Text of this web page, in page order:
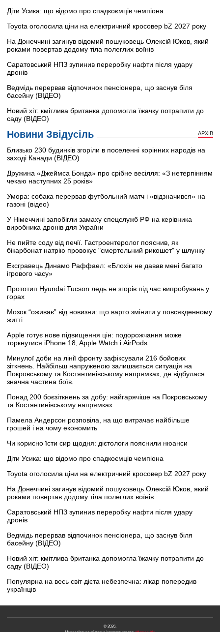
Діти Усика: що відомо про спадкоємців чемпіона
Toyota оголосила ціни на електричний кросовер bZ 2027 року
На Донеччині загинув відомий пошуковець Олексій Юков, який
роками повертав додому тіла полеглих воїнів
Саратовський НПЗ зупинив переробку нафти після удару
дронів
Ведмідь перервав відпочинок пенсіонера, що заснув біля
басейну (ВІДЕО)
Новий хіт: кмітлива британка допомогла їжачку потрапити до
саду (ВІДЕО)
Новини Звідусіль АРХІВ
Близько 230 будинків згоріли в поселенні корінних народів на
заході Канади (ВІДЕО)
Дружина «Джеймса Бонда» про срібне весілля: «З нетерпінням
чекаю наступних 25 років»
Умора: собака перервав футбольний матч і «відзначився» на
газоні (відео)
У Німеччині запобігли замаху спецслужб РФ на керівника
виробника дронів для України
Не пийте соду від печії. Гастроентеролог пояснив, як
бікарбонат натрію провокує "смертельний рикошет" у шлунку
Ексгравець Динамо Раффаел: «Блохін не давав мені багато
ігрового часу»
Прототип Hyundai Tucson ледь не згорів під час випробувань у
горах
Мозок “оживає” від новизни: що варто змінити у повсякденному
житті
Apple готує нове підвищення цін: подорожчання може
торкнутися iPhone 18, Apple Watch і AirPods
Минулої доби на лінії фронту зафіксували 216 бойових
зіткнень. Найбільш напруженою залишається ситуація на
Покровському та Костянтинівському напрямках, де відбулася
значна частина боїв.
Понад 200 боєзіткнень за добу: найгарячіше на Покровському
та Костянтинівському напрямках
Памела Андерсон розповіла, на що витрачає найбільше
грошей і на чому економить
Чи корисно їсти сир щодня: дієтологи пояснили нюанси
Діти Усика: що відомо про спадкоємців чемпіона
Toyota оголосила ціни на електричний кросовер bZ 2027 року
На Донеччині загинув відомий пошуковець Олексій Юков, який
роками повертав додому тіла полеглих воїнів
Саратовський НПЗ зупинив переробку нафти після удару
дронів
Ведмідь перервав відпочинок пенсіонера, що заснув біля
басейну (ВІДЕО)
Новий хіт: кмітлива британка допомогла їжачку потрапити до
саду (ВІДЕО)
Популярна на весь світ дієта небезпечна: лікар попередив
українців
© 2026.